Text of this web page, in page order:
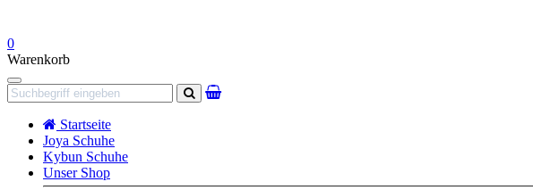
0
Warenkorb
Navigation
Suchen
Startseite
Joya Schuhe
Kybun Schuhe
Unser Shop